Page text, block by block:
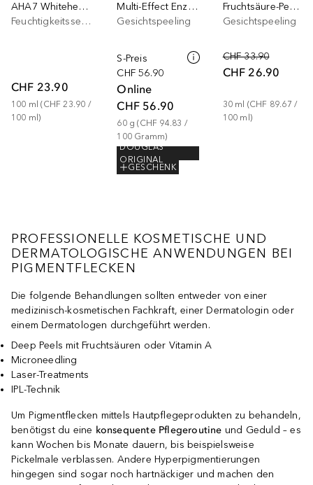
AHA7 Whitehead Power Liquid
Feuchtigkeitsserum
CHF 23.90
100 ml (CHF 23.90 /
100 ml)
Multi-Effect Enzyme
Gesichtspeeling
S-Preis
CHF 56.90
Online
CHF 56.90
60 g (CHF 94.83 /
100 Gramm)
DOUGLAS
ORIGINAL
GESCHENK
Fruchtsäure-Peeling
Gesichtspeeling
CHF 33.90
CHF 26.90
30 ml (CHF 89.67 /
100 ml )
PROFESSIONELLE KOSMETISCHE UND
DERMATOLOGISCHE ANWENDUNGEN BEI
PIGMENTFLECKEN
Die folgende Behandlungen sollten entweder von einer
medizinisch-kosmetischen Fachkraft, einer Dermatologin oder
einem Dermatologen durchgeführt werden.
Deep Peels mit Fruchtsäuren oder Vitamin A
Microneedling
Laser-Treatments
IPL-Technik
Um Pigmentflecken mittels Hautpflegeprodukten zu behandeln,
benötigst du eine konsequente Pflegeroutine und Geduld – es
kann Wochen bis Monate dauern, bis beispielsweise
Pickelmale verblassen. Andere Hyperpigmentierungen
hingegen sind sogar noch hartnäckiger und machen den